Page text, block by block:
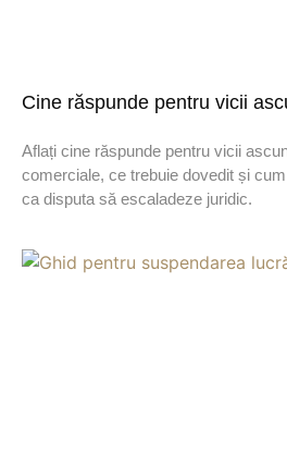
Cine răspunde pentru vicii
Aflați cine răspunde pentru vicii
comerciale, ce trebuie dovedit și
ca disputa să escaladeze juridic.